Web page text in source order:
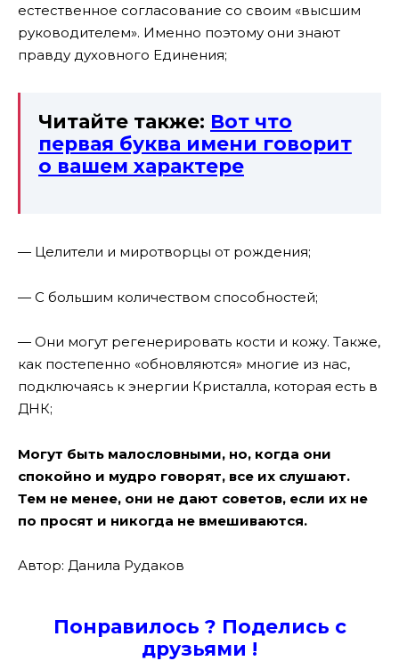
естественное согласование со своим «высшим
руководителем». Именно поэтому они знают
правду духовного Единения;
Читайте также: Вот что
первая буква имени говорит
о вашем характере
— Целители и миротворцы от рождения;
— С большим количеством способностей;
— Они могут регенерировать кости и кожу. Также,
как постепенно «обновляются» многие из нас,
подключаясь к энергии Кристалла, которая есть в
ДНК;
Могут быть малословными, но, когда они
спокойно и мудро говорят, все их слушают.
Тем не менее, они не дают советов, если их не
по просят и никогда не вмешиваются.
Автор: Данила Рудаков
Понравилось ? Поделись с
друзьями !